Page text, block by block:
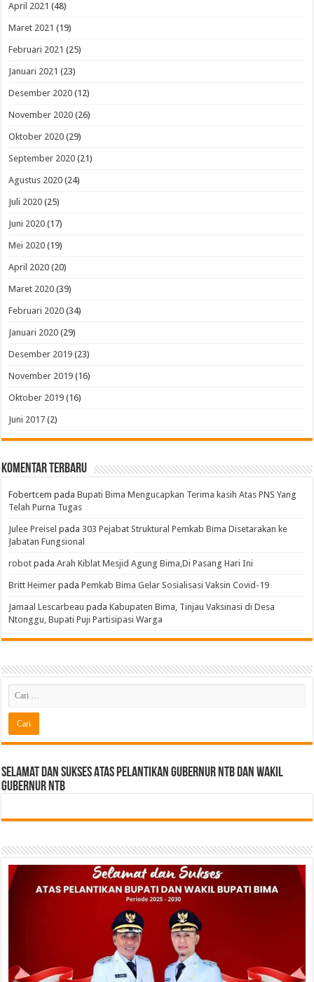
April 2021 (48)
Maret 2021 (19)
Februari 2021 (25)
Januari 2021 (23)
Desember 2020 (12)
November 2020 (26)
Oktober 2020 (29)
September 2020 (21)
Agustus 2020 (24)
Juli 2020 (25)
Juni 2020 (17)
Mei 2020 (19)
April 2020 (20)
Maret 2020 (39)
Februari 2020 (34)
Januari 2020 (29)
Desember 2019 (23)
November 2019 (16)
Oktober 2019 (16)
Juni 2017 (2)
Komentar Terbaru
Fobertcem padaBupati Bima Mengucapkan Terima kasih Atas PNS Yang
Telah Purna Tugas
Julee Preisel pada303 Pejabat Struktural Pemkab Bima Disetarakan ke
Jabatan Fungsional
robot padaArah Kiblat Mesjid Agung Bima,Di Pasang Hari Ini
Britt Heimer padaPemkab Bima Gelar Sosialisasi Vaksin Covid-19
Jamaal Lescarbeau padaKabupaten Bima, Tinjau Vaksinasi di Desa
Ntonggu, Bupati Puji Partisipasi Warga
Selamat dan sukses Atas pelantikan Gubernur NTB Dan Wakil
gubernur NTB